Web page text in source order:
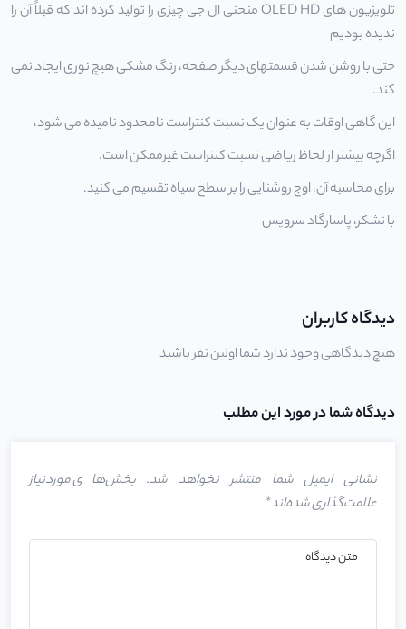
تلویزیون های OLED HD منحنی ال جی چیزی را تولید کرده اند که قبلاً آن را
ندیده بودیم
حتی با روشن شدن قسمتهای دیگر صفحه، رنگ مشکی هیچ نوری ایجاد نمی
کند.
این گاهی اوقات به عنوان یک نسبت کنتراست نامحدود نامیده می شود،
اگرچه بیشتر از لحاظ ریاضی نسبت کنتراست غیرممکن است.
برای محاسبه آن، اوج روشنایی را بر سطح سیاه تقسیم می کنید.
با تشکر،پاسارگاد سرویس
دیدگاه کاربران
هیچ دیدگاهی وجود ندارد شما اولین نفر باشید
دیدگاه شما در مورد این مطلب
نشانی ایمیل شما منتشر نخواهد شد. بخش‌های موردنیاز
علامت‌گذاری شده‌اند*